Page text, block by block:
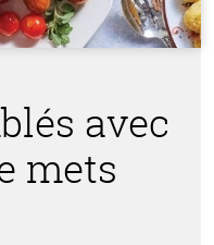
avec
mets